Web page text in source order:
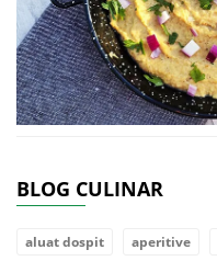
BLOG CULINAR
aluat dospit aperitive